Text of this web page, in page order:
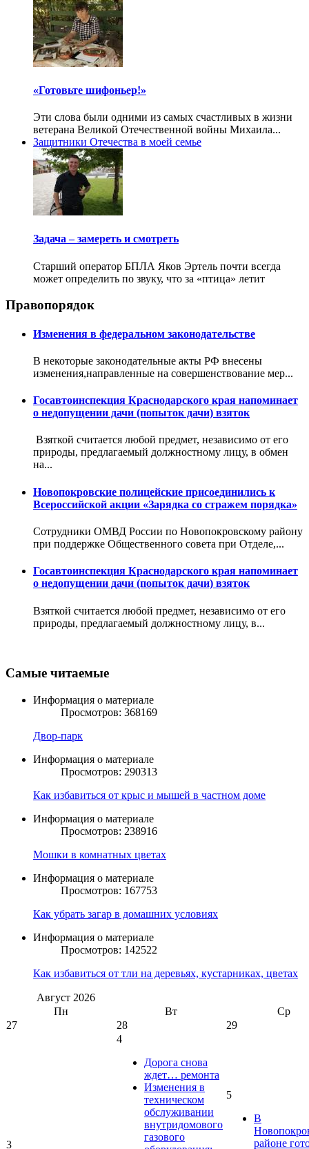
«Готовьте шифоньер!»
Эти слова были одними из самых счастливых в жизни
ветерана Великой Отечественной войны Михаила...
Защитники Отечества в моей семье
Задача – замереть и смотреть
Старший оператор БПЛА Яков Эртель почти всегда
может определить по звуку, что за «птица» летит
Правопорядок
Изменения в федеральном законодательстве
В некоторые законодательные акты РФ внесены
изменения,направленные на совершенствование мер...
Госавтоинспекция Краснодарского края напоминает
о недопущении дачи (попыток дачи) взяток
Взяткой считается любой предмет, независимо от его
природы, предлагаемый должностному лицу, в обмен
на...
Новопокровские полицейские присоединились к
Всероссийской акции «Зарядка со стражем порядка»
Сотрудники ОМВД России по Новопокровскому району
при поддержке Общественного совета при Отделе,...
Госавтоинспекция Краснодарского края напоминает
о недопущении дачи (попыток дачи) взяток
Взяткой считается любой предмет, независимо от его
природы, предлагаемый должностному лицу, в...
Самые читаемые
Информация о материале
Просмотров: 368169
Двор-парк
Информация о материале
Просмотров: 290313
Как избавиться от крыс и мышей в частном доме
Информация о материале
Просмотров: 238916
Мошки в комнатных цветах
Информация о материале
Просмотров: 167753
Как убрать загар в домашних условиях
Информация о материале
Просмотров: 142522
Как избавиться от тли на деревьях, кустарниках, цветах
Август 2026
Пн
Вт
Ср
27
28 29
3
4
Дорога снова
ждет… ремонта
Изменения в
техническом
обслуживании
внутридомового
газового
5
В
районе